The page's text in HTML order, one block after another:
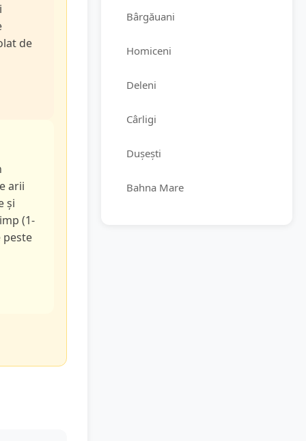
de
arii
și
(1-
peste
Bârgăuani
Homiceni
Deleni
Cârligi
Dușești
Bahna Mare